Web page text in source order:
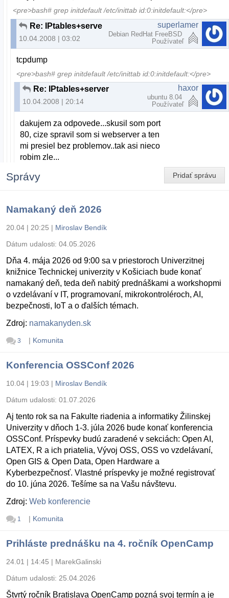
<pre>bash# grep initdefault /etc/inittab id:0:initdefault:</pre>
Re: IPtables+server
10.04.2008 | 03:02
superlamer
Debian RedHat FreeBSD
Používateľ
tcpdump
<pre>bash# grep initdefault /etc/inittab id:0:initdefault:</pre>
Re: IPtables+server
10.04.2008 | 20:14
haxor
ubuntu 8.04
Používateľ
dakujem za odpovede...skusil som port
80, cize spravil som si webserver a ten
mi presiel bez problemov..tak asi nieco
robim zle...
Pridať správu
Správy
Namakaný deň 2026
20.04 | 20:25 | Miroslav Bendík
Dátum udalosti: 04.05.2026
Dňa 4. mája 2026 od 9:00 sa v priestoroch Univerzitnej
knižnice Technickej univerzity v Košiciach bude konať
namakaný deň, teda deň nabitý prednáškami a workshopmi
o vzdelávaní v IT, programovaní, mikrokontroléroch, AI,
bezpečnosti, IoT a o ďalších témach.
Zdroj: namakanyden.sk
3 | Komunita
Konferencia OSSConf 2026
10.04 | 19:03 | Miroslav Bendík
Dátum udalosti: 01.07.2026
Aj tento rok sa na Fakulte riadenia a informatiky Žilinskej
Univerzity v dňoch 1-3. júla 2026 bude konať konferencia
OSSConf. Príspevky budú zaradené v sekciách: Open AI,
LATEX, R a ich priatelia, Vývoj OSS, OSS vo vzdelávaní,
Open GIS & Open Data, Open Hardware a
Kyberbezpečnosť. Vlastné príspevky je možné registrovať
do 10. júna 2026. Tešíme sa na Vašu návštevu.
Zdroj: Web konferencie
1 | Komunita
Prihláste prednášku na 4. ročník OpenCamp
24.01 | 14:45 | MarekGalinski
Dátum udalosti: 25.04.2026
Štvrtý ročník Bratislava OpenCamp pozná svoj termín a je